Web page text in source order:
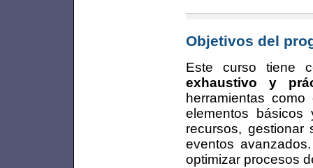
Objetivos del
Este curso tiene
exhaustivo y
herramientas
elementos
recursos, gestionar
eventos
optimizar procesos